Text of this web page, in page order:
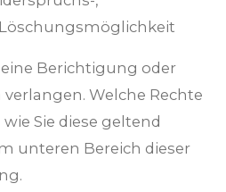
Berichtigung oder
Welche Rechte
Sie diese geltend
unteren Bereich dieser